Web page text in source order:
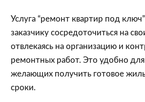
Услуга “ремонт квартир под
заказчику сосредоточиться на
отвлекаясь на организацию и
ремонтных работ. Это удобно
желающих получить готовое
сроки.